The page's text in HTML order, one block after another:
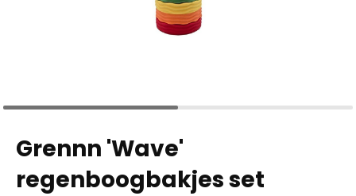
Grennn 'Wave'
regenboogbakjes set